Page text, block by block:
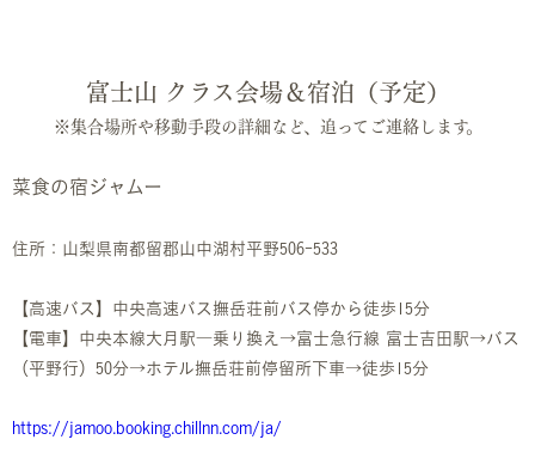
富士山 クラス会場＆宿泊（予定）
※集合場所や移動手段の詳細など、追ってご連絡します。
菜食の宿ジャムー
住所：山梨県南都留郡山中湖村平野506-533
【高速バス】中央高速バス撫岳荘前バス停から徒歩15分
【電車】中央本線大月駅―乗り換え→富士急行線 富士吉田駅→バス
（平野行）50分→ホテル撫岳荘前停留所下車→徒歩15分
https://jamoo.booking.chillnn.com/ja/